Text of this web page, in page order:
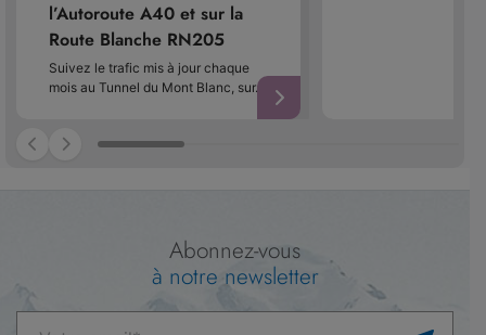
l’Autoroute A40 et sur la
Route Blanche RN205
Suivez le trafic mis à jour chaque
mois au Tunnel du Mont Blanc, sur…
Abonnez-vous
à notre newsletter